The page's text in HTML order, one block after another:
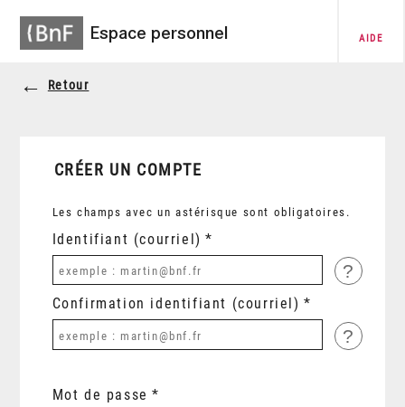
Espace personnel AIDE
Retour
CRÉER UN COMPTE
Les champs avec un astérisque sont obligatoires.
Identifiant (courriel)
?
Confirmation identifiant (courriel)
?
Mot de passe